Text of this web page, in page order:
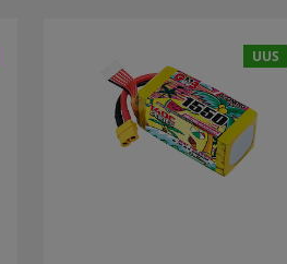
UUS